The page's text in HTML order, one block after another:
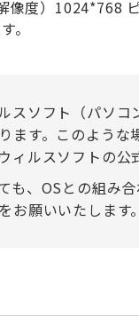
像度）1024*768
。
スソフト（パソコ
ます。このよう
ィルスソフトの公
も、OSとの組み
お願いいたします。